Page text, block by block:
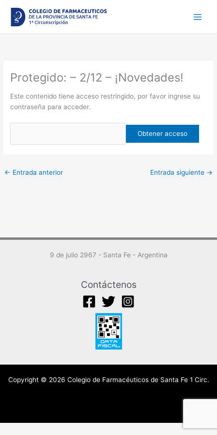
contenido
Protegido: – 2/12 – ¡Novedades!
Este contenido tiene acceso restringido, por favor ingrese su
contraseña para acceder.
← Entrada anterior Entrada siguiente →
9 de julio 2967 - Santa Fe - Argentina
Contáctenos
Copyright © 2026 Colegio de Farmacéuticos de Santa Fe 1 Circ.